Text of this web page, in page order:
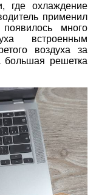
где охлаждение
применил
много
встроенным
воздуха за
большая решетка